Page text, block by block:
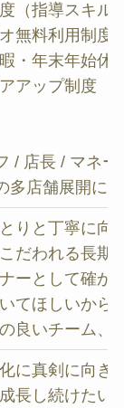
（指導スキル
無料利用制度
・年末年始休
アップ制度
/ 店長 / マネ
多店舗展開に
りと丁寧に向
だわれる長期
ーとして確か
てほしいから
良いチーム、
に真剣に向き
長し続けたい